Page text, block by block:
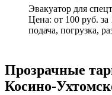
Эвакуатор для
Цена: от 100 руб. за
подача, погрузка,
Прозрачные
Косино-